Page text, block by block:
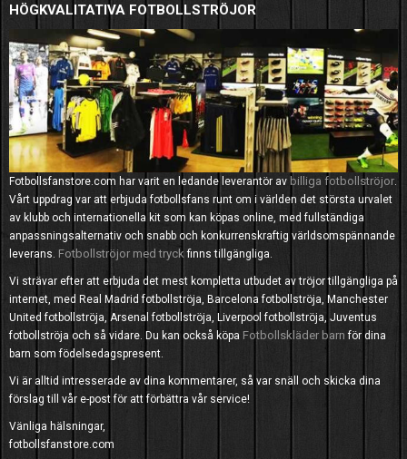
HÖGKVALITATIVA FOTBOLLSTRÖJOR
Fotbollsfanstore.com har varit en ledande leverantör av billiga fotbollströjor.
Vårt uppdrag var att erbjuda fotbollsfans runt om i världen det största urvalet
av klubb och internationella kit som kan köpas online, med fullständiga
anpassningsalternativ och snabb och konkurrenskraftig världsomspännande
leverans. Fotbollströjor med tryck finns tillgängliga.
Vi strävar efter att erbjuda det mest kompletta utbudet av tröjor tillgängliga på
internet, med Real Madrid fotbollströja, Barcelona fotbollströja, Manchester
United fotbollströja, Arsenal fotbollströja, Liverpool fotbollströja, Juventus
fotbollströja och så vidare. Du kan också köpa Fotbollskläder barn för dina
barn som födelsedagspresent.
Vi är alltid intresserade av dina kommentarer, så var snäll och skicka dina
förslag till vår e-post för att förbättra vår service!
Vänliga hälsningar,
fotbollsfanstore.com